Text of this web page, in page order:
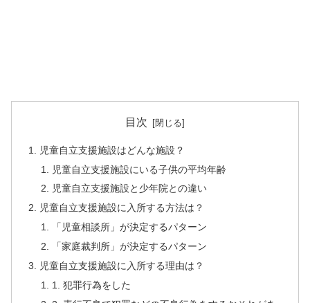
目次
児童自立支援施設はどんな施設？
児童自立支援施設にいる子供の平均年齢
児童自立支援施設と少年院との違い
児童自立支援施設に入所する方法は？
「児童相談所」が決定するパターン
「家庭裁判所」が決定するパターン
児童自立支援施設に入所する理由は？
1. 犯罪行為をした